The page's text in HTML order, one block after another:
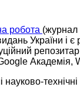
робота (журнал
України і є
Академія,